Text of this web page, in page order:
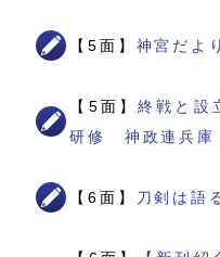
【5面】 神宮だより
【5面】終戦と設
研修 神政連兵庫
【6面】 刀剣は